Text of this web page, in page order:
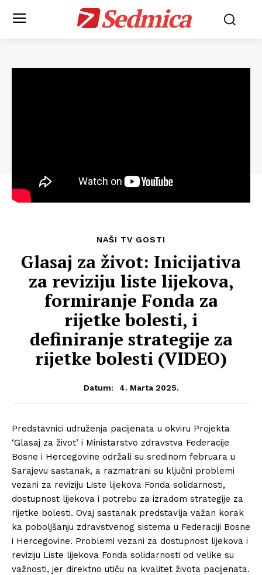
Sedmica
NAŠI TV GOSTI
Glasaj za život: Inicijativa
za reviziju liste lijekova,
formiranje Fonda za
rijetke bolesti, i
definiranje strategije za
rijetke bolesti (VIDEO)
Datum: 4. Marta 2025.
Predstavnici udruženja pacijenata u okviru Projekta
‘Glasaj za život’ i Ministarstvo zdravstva Federacije
Bosne i Hercegovine održali su sredinom februara u
Sarajevu sastanak, a razmatrani su ključni problemi
vezani za reviziju Liste lijekova Fonda solidarnosti,
dostupnost lijekova i potrebu za izradom strategije za
rijetke bolesti. Ovaj sastanak predstavlja važan korak
ka poboljšanju zdravstvenog sistema u Federaciji Bosne
i Hercegovine. Problemi vezani za dostupnost lijekova i
reviziju Liste lijekova Fonda solidarnosti od velike su
važnosti, jer direktno utiču na kvalitet života pacijenata.